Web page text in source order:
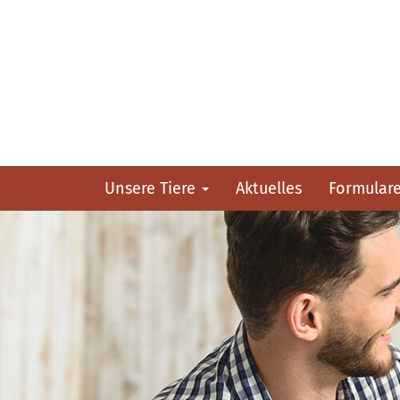
Unsere Tiere Aktuelles